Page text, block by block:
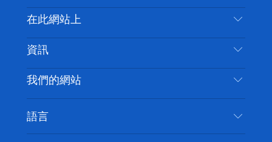
喳
喳
聯絡我們
免責聲明
隱私
Cookie 通知
在此網站上
目的地
要做的事情
新南威爾斯州公路旅行
活動
住宿
資訊
旅行資訊
無障礙悉尼
列出您的業務
我們的網站
語言